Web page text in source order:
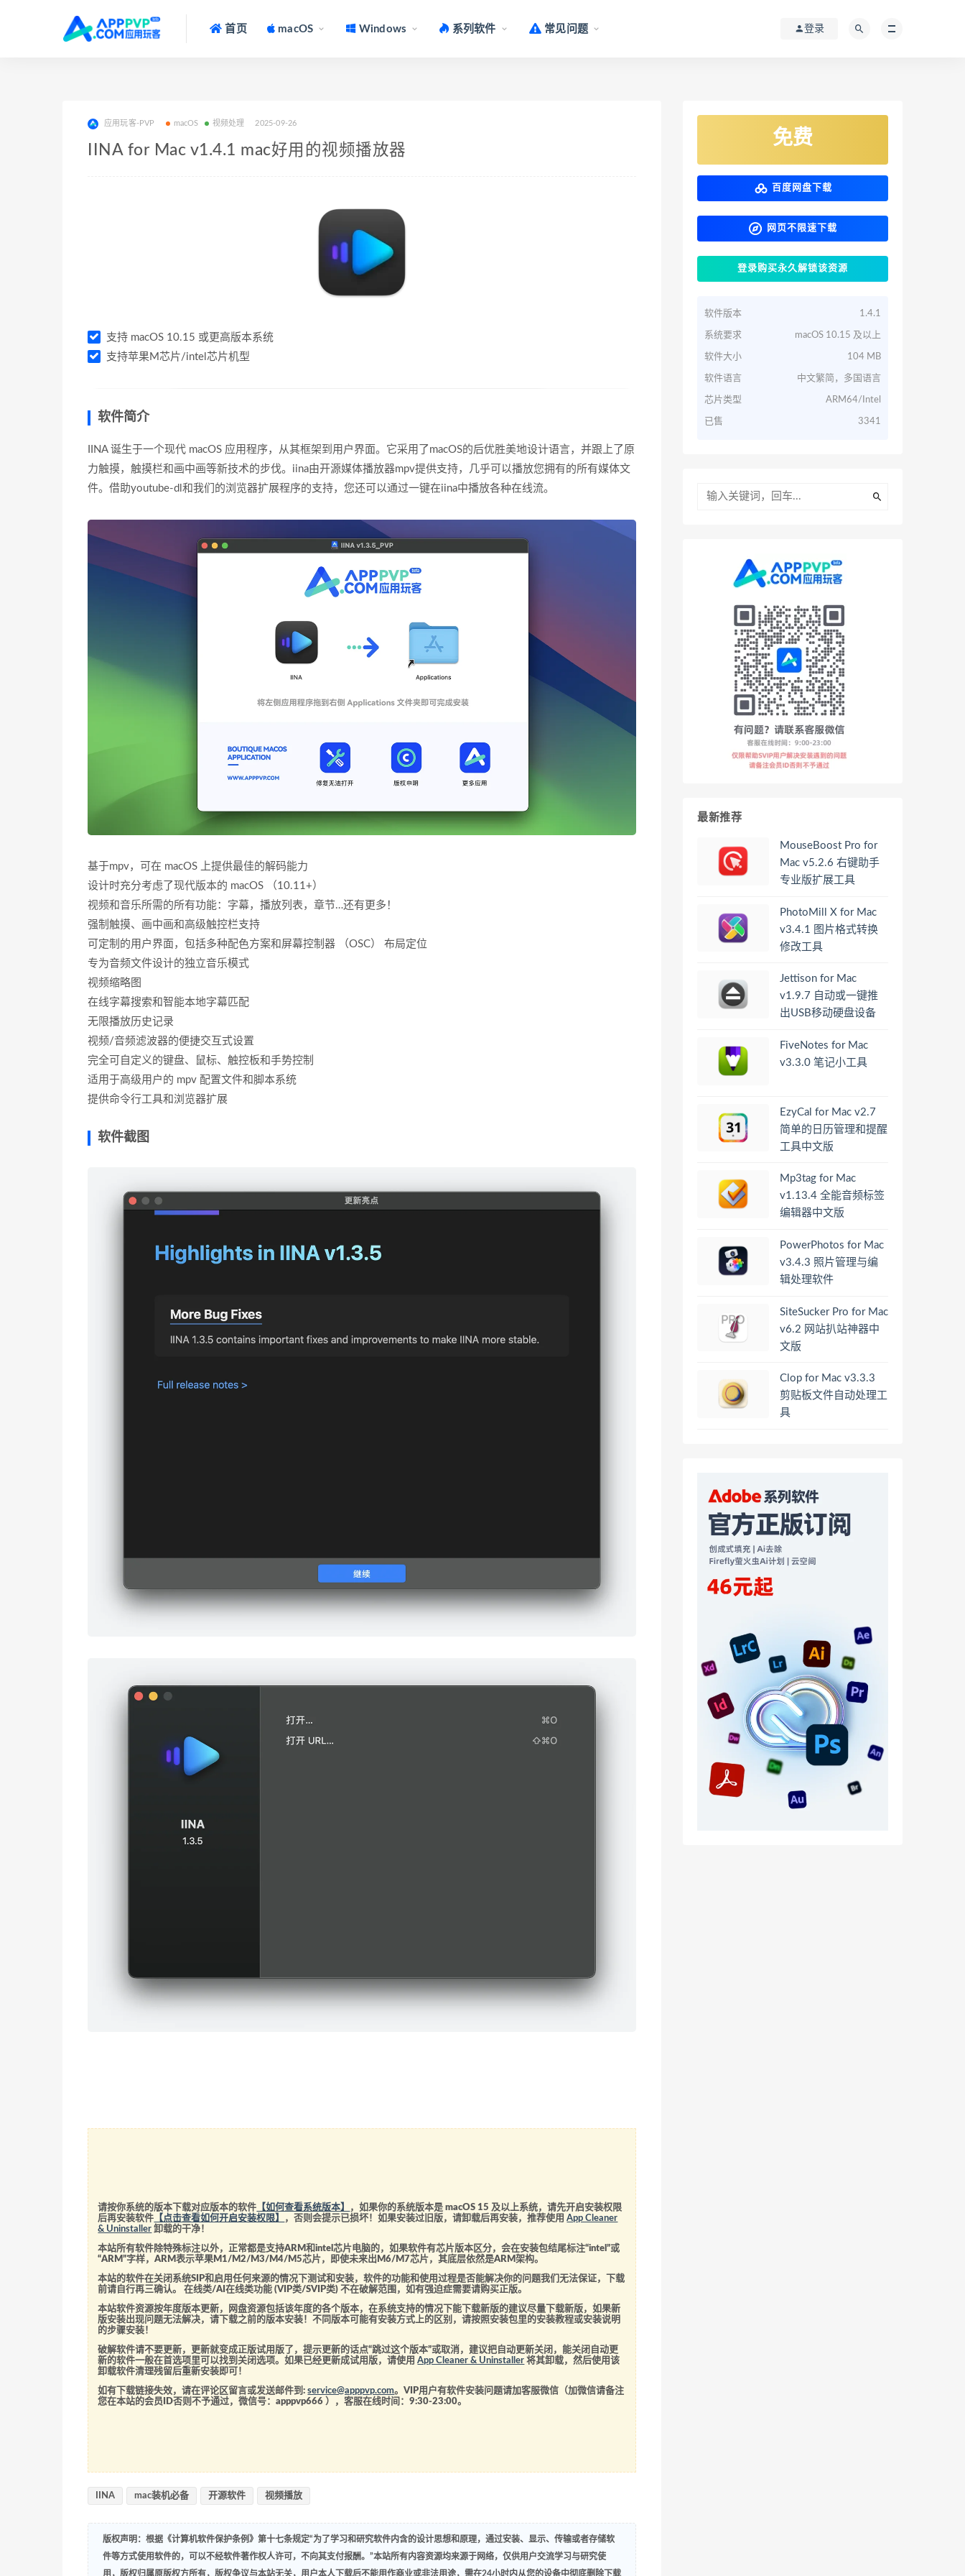
首页 macOS Windows 系列软件 常见问题 登录
应用玩客-PVP macOS 视频处理 2025-09-26
IINA for Mac v1.4.1 mac好用的视频播放器
支持 macOS 10.15 或更高版本系统
支持苹果M芯片/intel芯片机型
软件简介
IINA 诞生于一个现代 macOS 应用程序，从其框架到用户界面。它采用了macOS的后优胜美地设计语言，并跟上了原
力触摸，触摸栏和画中画等新技术的步伐。iina由开源媒体播放器mpv提供支持，几乎可以播放您拥有的所有媒体文
件。借助youtube-dl和我们的浏览器扩展程序的支持，您还可以通过一键在iina中播放各种在线流。
基于mpv，可在 macOS 上提供最佳的解码能力
设计时充分考虑了现代版本的 macOS （10.11+）
视频和音乐所需的所有功能：字幕，播放列表，章节…还有更多！
强制触摸、画中画和高级触控栏支持
可定制的用户界面，包括多种配色方案和屏幕控制器 （OSC） 布局定位
专为音频文件设计的独立音乐模式
视频缩略图
在线字幕搜索和智能本地字幕匹配
无限播放历史记录
视频/音频滤波器的便捷交互式设置
完全可自定义的键盘、鼠标、触控板和手势控制
适用于高级用户的 mpv 配置文件和脚本系统
提供命令行工具和浏览器扩展
软件截图
请按你系统的版本下载对应版本的软件 【如何查看系统版本】
，如果你的系统版本是 macOS 15 及以上系统，请先开启安装权限
后再安装软件 【点击查看如何开启安装权限】 ，否则会提示已损坏！如果安装过旧版，请卸载后再安装，推荐使用App Cleaner
& Uninstaller 卸载的干净！
本站所有软件除特殊标注以外，正常都是支持ARM和intel芯片电脑的，如果软件有芯片版本区分，会在安装包结尾标注“intel”或
“ARM”字样，ARM表示苹果M1/M2/M3/M4/M5芯片，即使未来出M6/M7芯片，其底层依然是ARM架构。
本站的软件在关闭系统SIP和启用任何来源的情况下测试和安装，软件的功能和使用过程是否能解决你的问题我们无法保证，下载
前请自行再三确认。 在线类/AI在线类功能 (VIP类/SVIP类) 不在破解范围，如有强迫症需要请购买正版。
本站软件资源按年度版本更新，网盘资源包括该年度的各个版本，在系统支持的情况下能下载新版的建议尽量下载新版，如果新
版安装出现问题无法解决，请下载之前的版本安装！不同版本可能有安装方式上的区别，请按照安装包里的安装教程或安装说明
的步骤安装！
破解软件请不要更新，更新就变成正版试用版了，提示更新的话点“跳过这个版本”或取消，建议把自动更新关闭，能关闭自动更
新的软件一般在首选项里可以找到关闭选项。如果已经更新成试用版，请使用App Cleaner & Uninstaller 将其卸载，然后使用该
卸载软件清理残留后重新安装即可！
如有下载链接失效，请在评论区留言或发送邮件到:service@apppvp.com。VIP用户有软件安装问题请加客服微信（加微信请备注
您在本站的会员ID否则不予通过，微信号：apppvp666 ），客服在线时间：9:30-23:00。
IINA mac装机必备 开源软件 视频播放
版权声明：根据《计算机软件保护条例》第十七条规定“为了学习和研究软件内含的设计思想和原理，通过安装、显示、传输或者存储软
件等方式使用软件的，可以不经软件著作权人许可，不向其支付报酬。”本站所有内容资源均来源于网络，仅供用户交流学习与研究使
用，版权归属原版权方所有，版权争议与本站无关，用户本人下载后不能用作商业或非法用途，需在24小时内从您的设备中彻底删除下载
免费
百度网盘下载
网页不限速下载
登录购买永久解锁该资源
软件版本 1.4.1
系统要求 macOS 10.15 及以上
软件大小 104 MB
软件语言 中文繁简，多国语言
芯片类型 ARM64/Intel
已售 3341
最新推荐
MouseBoost Pro for
Mac v5.2.6 右键助手
专业版扩展工具
PhotoMill X for Mac
v3.4.1 图片格式转换
修改工具
Jettison for Mac
v1.9.7 自动或一键推
出USB移动硬盘设备
FiveNotes for Mac
v3.3.0 笔记小工具
EzyCal for Mac v2.7
简单的日历管理和提醒
工具中文版
Mp3tag for Mac
v1.13.4 全能音频标签
编辑器中文版
PowerPhotos for Mac
v3.4.3 照片管理与编
辑处理软件
SiteSucker Pro for Mac
v6.2 网站扒站神器中
文版
Clop for Mac v3.3.3
剪贴板文件自动处理工
具